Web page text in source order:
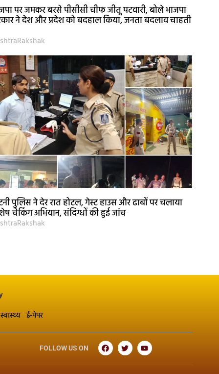
पर जमकर बरसे पीसीसी चीफ जीतू पटवारी, बोले भाजपा
ने देश और प्रदेश को बदहाल किया, जनता बदलाव चाहती
पुलिस ने देर रात होटल, गेस्ट हाउस और ढाबों पर चलाया
चेकिंग अभियान, संदिग्धों की हुई जांच
स्वास्थ्य ई-पेपर
FOLLOW US ON